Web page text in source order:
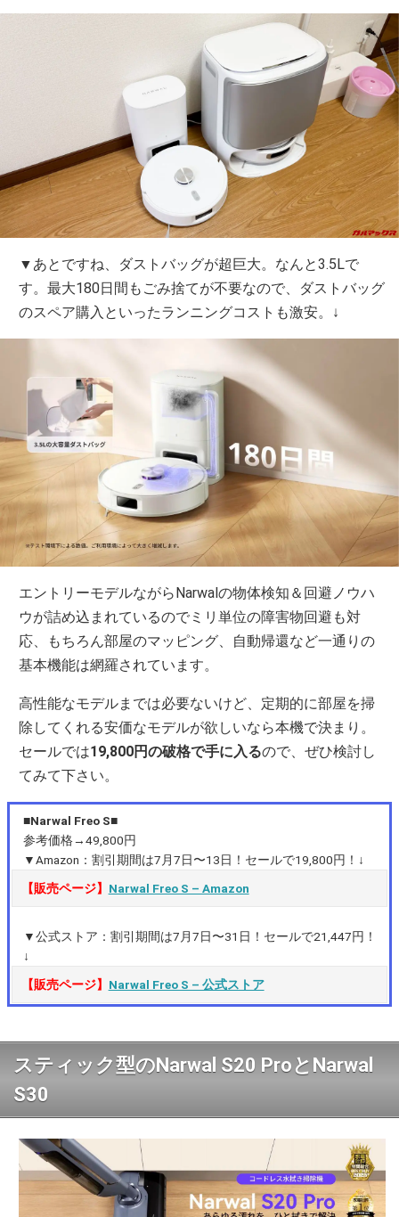
▼あとですね、ダストバッグが超巨大。なんと3.5Lで
す。最大180日間もごみ捨てが不要なので、ダストバッグ
のスペア購入といったランニングコストも激安。↓
エントリーモデルながらNarwalの物体検知＆回避ノウハ
ウが詰め込まれているのでミリ単位の障害物回避も対
応、もちろん部屋のマッピング、自動帰還など一通りの
基本機能は網羅されています。
高性能なモデルまでは必要ないけど、定期的に部屋を掃
除してくれる安価なモデルが欲しいなら本機で決まり。
セールでは19,800円の破格で手に入るので、ぜひ検討し
てみて下さい。
■Narwal Freo S■
参考価格→49,800円
▼Amazon：割引期間は7月7日〜13日！セールで19,800円！↓
【販売ページ】 Narwal Freo S – Amazon
▼公式ストア：割引期間は7月7日〜31日！セールで21,447円！
↓
【販売ページ】 Narwal Freo S – 公式ストア
スティック型のNarwal S20 ProとNarwal
S30